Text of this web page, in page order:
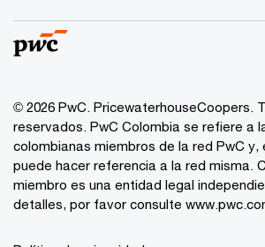
© 2026 PwC. PricewaterhouseCoopers.
reservados. PwC Colombia se refiere a
colombianas miembros de la red PwC y,
puede hacer referencia a la red misma.
miembro es una entidad legal
detalles, por favor consulte